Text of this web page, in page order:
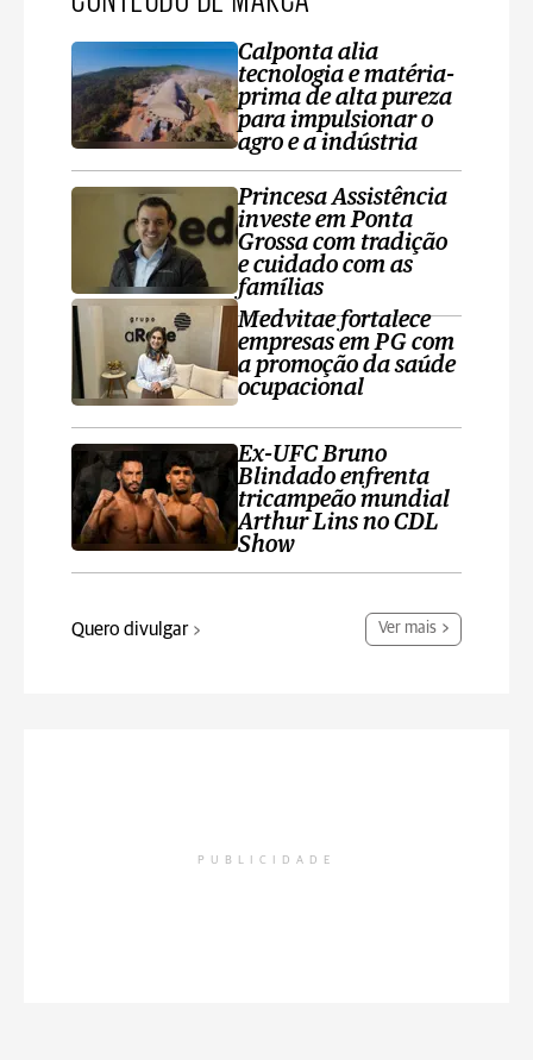
Calponta alia
tecnologia e matéria-
prima de alta pureza
para impulsionar o
agro e a indústria
Princesa Assistência
investe em Ponta
Grossa com tradição
e cuidado com as
famílias
Medvitae fortalece
empresas em PG com
a promoção da saúde
ocupacional
Ex-UFC Bruno
Blindado enfrenta
tricampeão mundial
Arthur Lins no CDL
Show
Quero divulgar Ver mais
PUBLICIDADE